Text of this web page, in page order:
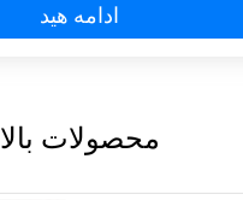
ادامه هید
محصولات بالا